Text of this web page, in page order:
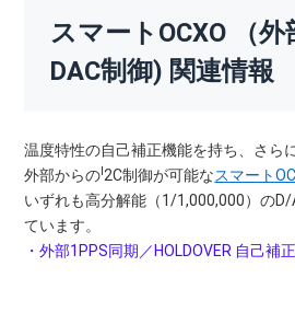
スマートOCXO （外
DAC制御) 関連情報
温度特性の自己補正機能を持ち、さら
外部からのI2C制御が可能なスマート
いずれも高分解能（1/1,000,000）の
ています。
・外部1PPS同期／HOLDOVER 自己補